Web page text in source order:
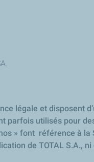
légale et disposent
parfois utilisés pour
» font référence à
de TOTAL S.A.,